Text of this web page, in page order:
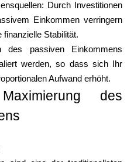
erhalten
2955
: Durch Investitionen
Einkommen verringern
finanzielle Stabilität.
des passiven Einkommens
werden, so dass sich Ihr
Aufwand erhöht.
des